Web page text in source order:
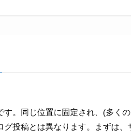
す。同じ位置に固定され、(多く
グ投稿とは異なります。まずは